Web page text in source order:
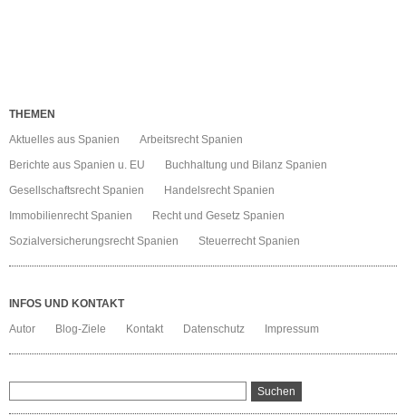
THEMEN
Aktuelles aus Spanien
Arbeitsrecht Spanien
Berichte aus Spanien u. EU
Buchhaltung und Bilanz Spanien
Gesellschaftsrecht Spanien
Handelsrecht Spanien
Immobilienrecht Spanien
Recht und Gesetz Spanien
Sozialversicherungsrecht Spanien
Steuerrecht Spanien
INFOS UND KONTAKT
Autor
Blog-Ziele Kontakt Datenschutz Impressum